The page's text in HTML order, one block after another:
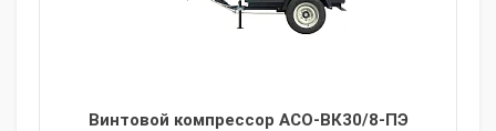
Винтовой компрессор АСО-ВК30/8-ПЭ